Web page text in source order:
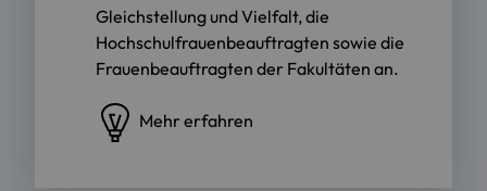
Gleichstellung und Vielfalt, die
Hochschulfrauenbeauftragten sowie die
Frauenbeauftragten der Fakultäten an.
Mehr erfahren